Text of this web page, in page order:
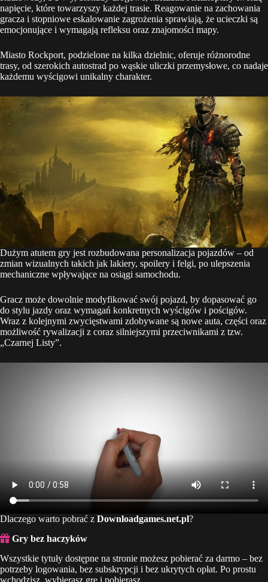
napięcie, które towarzyszy każdej trasie. Reagowanie na zachowania
gracza i stopniowe eskalowanie zagrożenia sprawiają, że ucieczki są
emocjonujące i wymagają refleksu oraz znajomości mapy.
Miasto Rockport, podzielone na kilka dzielnic, oferuje różnorodne
trasy, od szerokich autostrad po wąskie uliczki przemysłowe, co nadaje
każdemu wyścigowi unikalny charakter.
Dużym atutem gry jest rozbudowana personalizacja pojazdów – od
zmian wizualnych takich jak lakiery, spoilery i felgi, po ulepszenia
mechaniczne wpływające na osiągi samochodu.
Gracz może dowolnie modyfikować swój pojazd, by dopasować go
do stylu jazdy oraz wymagań konkretnych wyścigów i pościgów.
Wraz z kolejnymi zwycięstwami zdobywane są nowe auta, części oraz
możliwość rywalizacji z coraz silniejszymi przeciwnikami z tzw.
„Czarnej Listy”.
Dlaczego warto pobrać z Downloadgames.net.pl?
Gry bez haczyków
Wszystkie tytuły dostępne na stronie możesz pobierać za darmo – bez
potrzeby logowania, bez subskrypcji i bez ukrytych opłat. Po prostu
wchodzisz, wybierasz grę i pobierasz.